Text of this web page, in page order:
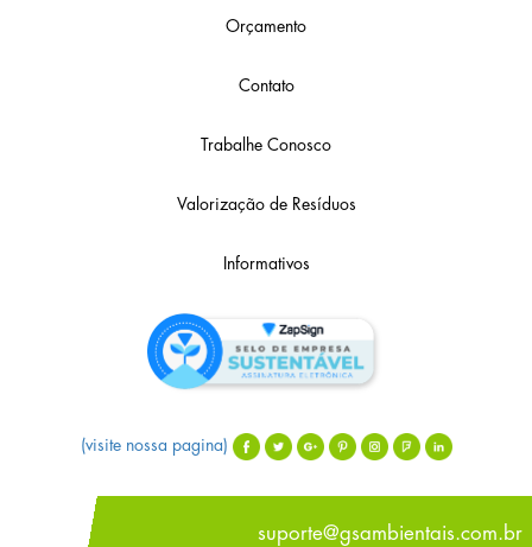
Orçamento
Contato
Trabalhe Conosco
Valorização de Resíduos
Informativos
(visite nossa pagina)
suporte@gsambientais.com.br